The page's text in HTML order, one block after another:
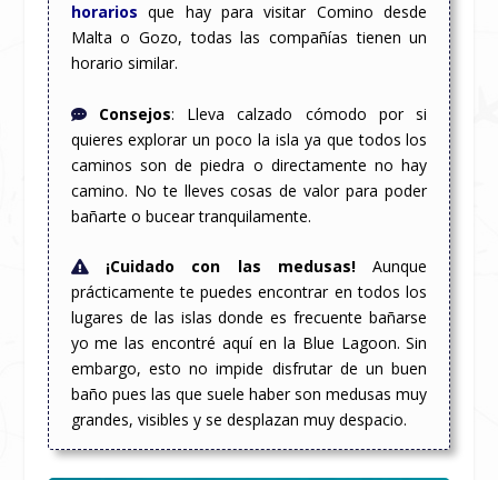
horarios que hay para visitar Comino desde
Malta o Gozo, todas las compañías tienen un
horario similar.
Consejos: Lleva calzado cómodo por si
quieres explorar un poco la isla ya que todos los
caminos son de piedra o directamente no hay
camino. No te lleves cosas de valor para poder
bañarte o bucear tranquilamente.
¡Cuidado con las medusas! Aunque
prácticamente te puedes encontrar en todos los
lugares de las islas donde es frecuente bañarse
yo me las encontré aquí en la Blue Lagoon. Sin
embargo, esto no impide disfrutar de un buen
baño pues las que suele haber son medusas muy
grandes, visibles y se desplazan muy despacio.